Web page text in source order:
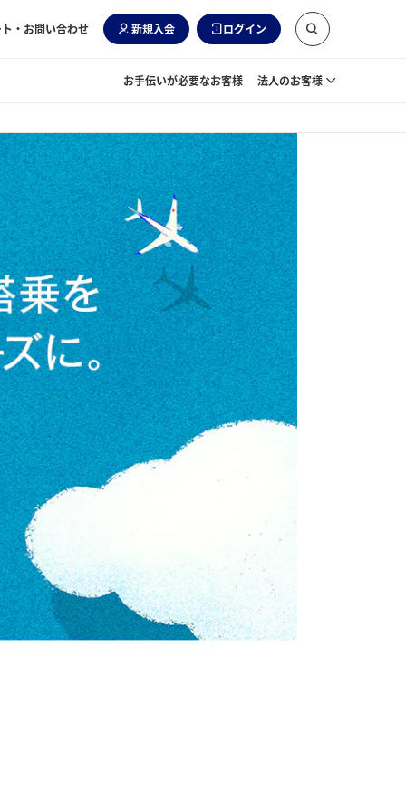
・お問い合わせ 新規入会 ログイン
お手伝いが必要なお客様 法人のお客様